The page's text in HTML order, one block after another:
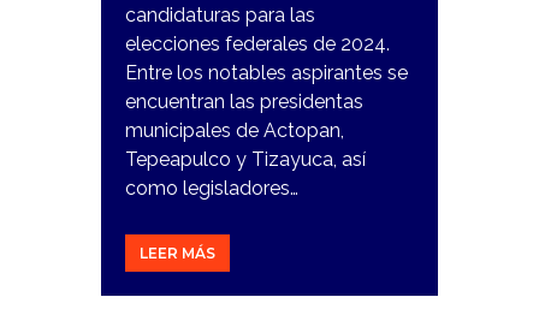
candidaturas para las
elecciones federales de 2024.
Entre los notables aspirantes se
encuentran las presidentas
municipales de Actopan,
Tepeapulco y Tizayuca, así
como legisladores…
LEER MÁS
25